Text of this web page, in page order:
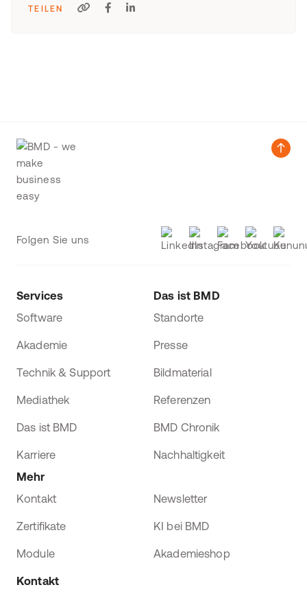
TEILEN
Folgen Sie uns
Services
Software
Akademie
Technik & Support
Mediathek
Das ist BMD
Karriere
Das ist BMD
Standorte
Presse
Bildmaterial
Referenzen
BMD Chronik
Nachhaltigkeit
Mehr
Kontakt
Newsletter
Zertifikate KI bei BMD
Module Akademieshop
Kontakt